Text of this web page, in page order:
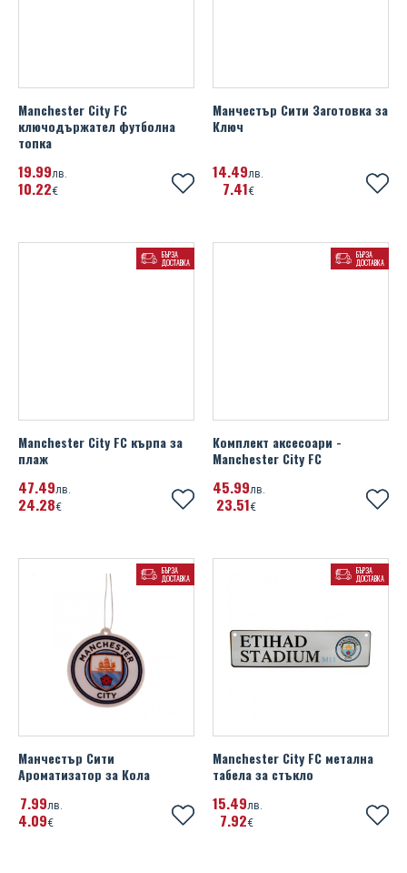
Manchester City FC
ключодържател футболна
топка
19 99лв.
10 22€
Манчестър Сити Заготовка за
Ключ
14 49лв.
7 41€
БЪРЗА
ДОСТАВКА
Manchester City FC кърпа за
плаж
47 49лв.
24 28€
БЪРЗА
ДОСТАВКА
Комплект аксесоари -
Manchester City FC
45 99лв.
23 51€
БЪРЗА
ДОСТАВКА
Манчестър Сити
Ароматизатор за Кола
7 99лв.
4 09€
БЪРЗА
ДОСТАВКА
Manchester City FC метална
табела за стъкло
15 49лв.
7 92€